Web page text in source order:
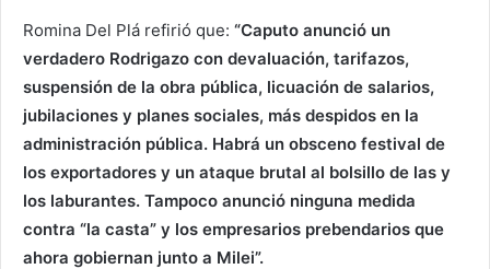
Romina Del Plá refirió que: “Caputo anunció un
verdadero Rodrigazo con devaluación, tarifazos,
suspensión de la obra pública, licuación de salarios,
jubilaciones y planes sociales, más despidos en la
administración pública. Habrá un obsceno festival de
los exportadores y un ataque brutal al bolsillo de las y
los laburantes. Tampoco anunció ninguna medida
contra “la casta” y los empresarios prebendarios que
ahora gobiernan junto a Milei”.